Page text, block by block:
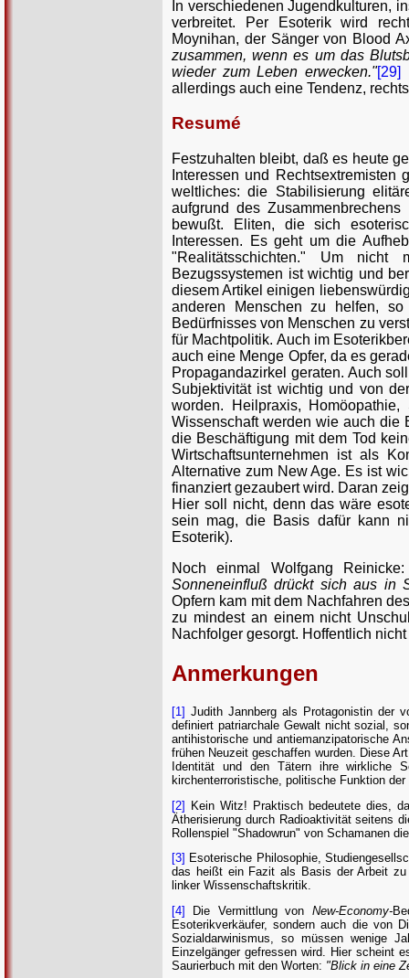
In verschiedenen Jugendkulturen,
verbreitet. Per Esoterik wird
Moynihan, der Sänger von Blood
zusammen, wenn es um das
wieder zum Leben erwecken."[29]
allerdings auch eine Tendenz,
Resumé
Festzuhalten bleibt, daß es heute
Interessen und
weltliches: die Stabilisierung
aufgrund des
bewußt. Eliten, die sich
Interessen. Es geht um die
"Realitätsschichten." Um nicht
Bezugssystemen ist wichtig und
diesem Artikel einigen
anderen Menschen zu helfen,
Bedürfnisses von Menschen zu
für Machtpolitik. Auch im
auch eine Menge Opfer, da es
Propagandazirkel geraten. Auch
Subjektivität ist wichtig und von
worden. Heilpraxis,
Wissenschaft werden wie auch die
die Beschäftigung mit dem Tod
Wirtschaftsunternehmen ist als
Alternative zum New Age. Es ist
finanziert gezaubert wird. Daran
Hier soll nicht, denn das wäre
sein mag, die Basis dafür kann
Esoterik).
Noch einmal Wolfgang
Sonneneinfluß drückt sich aus in
Opfern kam mit dem Nachfahren
zu mindest an einem nicht
Nachfolger gesorgt. Hoffentlich
Anmerkungen
[1] Judith Jannberg als Protagonistin der
definiert patriarchale Gewalt nicht sozial,
antihistorische und antiemanzipatorische
frühen Neuzeit geschaffen wurden. Diese
Identität und den Tätern ihre wirkliche
kirchenterroristische, politische Funktion
[2] Kein Witz! Praktisch bedeutete dies,
Ätherisierung durch Radioaktivität seitens
Rollenspiel "Shadowrun" von Schamanen
[3] Esoterische Philosophie,
das heißt ein Fazit als Basis der Arbeit zu
linker Wissenschaftskritik.
[4]
Die Vermittlung von New-Economy-
Esoterikverkäufer, sondern auch die von
Sozialdarwinismus, so müssen wenige
Einzelgänger gefressen wird. Hier scheint
Saurierbuch mit den Worten: "Blick in eine